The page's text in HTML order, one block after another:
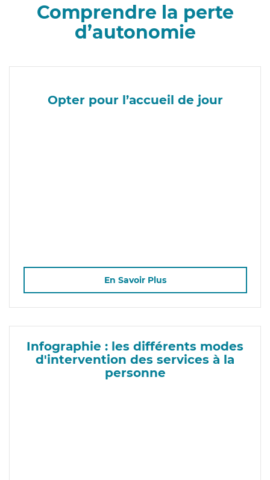
Comprendre la perte
d’autonomie
Opter pour l’accueil de jour
En Savoir Plus
Infographie : les différents modes
d'intervention des services à la
personne